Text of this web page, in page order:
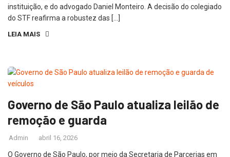
instituição, e do advogado Daniel Monteiro. A decisão do colegiado
do STF reafirma a robustez das […]
LEIA MAIS
Governo de São Paulo atualiza leilão de
remoção e guarda
Admin abril 16, 2026
O Governo de São Paulo, por meio da Secretaria de Parcerias em